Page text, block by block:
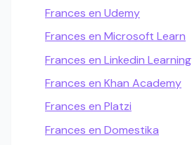
Frances en Udemy
Frances en Microsoft Learn
Frances en Linkedin Learning
Frances en Khan Academy
Frances en Platzi
Frances en Domestika